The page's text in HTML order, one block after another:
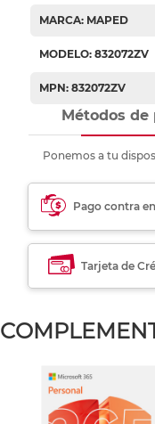
MARCA: MAPED
MODELO: 832072ZV
MPN: 832072ZV
Métodos de
Ponemos a tu
Pago contra
Tarjeta de